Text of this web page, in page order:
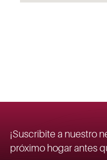
¡Suscribite a nuestro
próximo hogar antes